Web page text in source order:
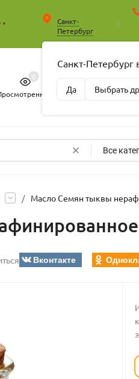
Санкт-
Петербург
Санкт-Петербург
Да Выбрать
0
Пусто
Все
/ Масло Семян тыквы
Вконтакте